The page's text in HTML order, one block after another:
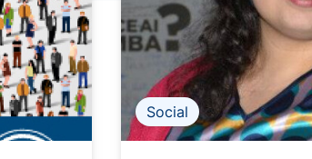
Social